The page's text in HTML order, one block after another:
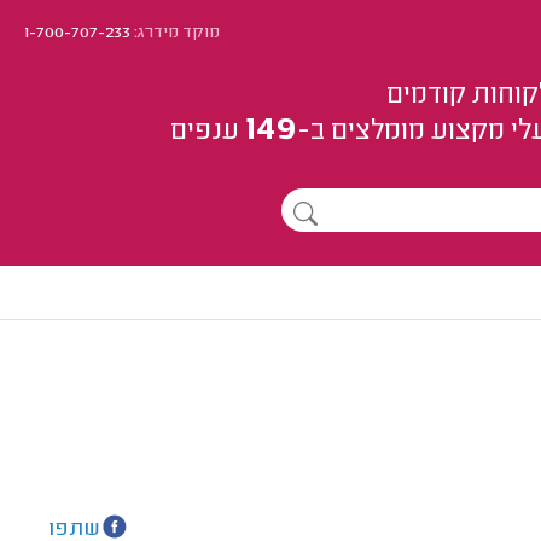
מוקד מידרג:1-700-707-233
קודמים
מקצוע מומלצים ב-149 ענפים
שתפו